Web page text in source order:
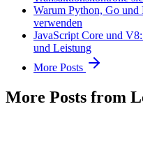
Warum Python, Go und
verwenden
JavaScript Core und
und Leistung
More Posts
More Posts from